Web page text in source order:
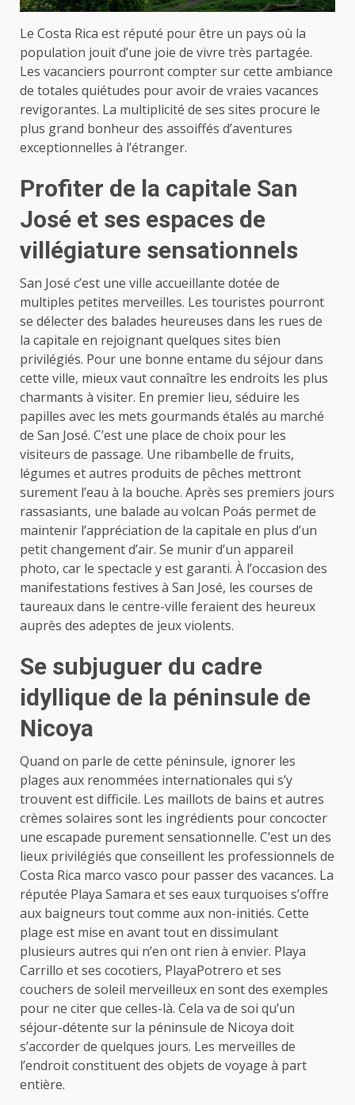
Le Costa Rica est réputé pour être un pays où la
population jouit d’une joie de vivre très partagée.
Les vacanciers pourront compter sur cette ambiance
de totales quiétudes pour avoir de vraies vacances
revigorantes. La multiplicité de ses sites procure le
plus grand bonheur des assoiffés d’aventures
exceptionnelles à l’étranger.
Profiter de la capitale San
José et ses espaces de
villégiature sensationnels
San José c’est une ville accueillante dotée de
multiples petites merveilles. Les touristes pourront
se délecter des balades heureuses dans les rues de
la capitale en rejoignant quelques sites bien
privilégiés. Pour une bonne entame du séjour dans
cette ville, mieux vaut connaître les endroits les plus
charmants à visiter. En premier lieu, séduire les
papilles avec les mets gourmands étalés au marché
de San José. C’est une place de choix pour les
visiteurs de passage. Une ribambelle de fruits,
légumes et autres produits de pêches mettront
surement l’eau à la bouche. Après ses premiers jours
rassasiants, une balade au volcan Poás permet de
maintenir l’appréciation de la capitale en plus d’un
petit changement d’air. Se munir d’un appareil
photo, car le spectacle y est garanti. À l’occasion des
manifestations festives à San José, les courses de
taureaux dans le centre-ville feraient des heureux
auprès des adeptes de jeux violents.
Se subjuguer du cadre
idyllique de la péninsule de
Nicoya
Quand on parle de cette péninsule, ignorer les
plages aux renommées internationales qui s’y
trouvent est difficile. Les maillots de bains et autres
crèmes solaires sont les ingrédients pour concocter
une escapade purement sensationnelle. C’est un des
lieux privilégiés que conseillent les professionnels de
Costa Rica marco vasco pour passer des vacances. La
réputée Playa Samara et ses eaux turquoises s’offre
aux baigneurs tout comme aux non-initiés. Cette
plage est mise en avant tout en dissimulant
plusieurs autres qui n’en ont rien à envier. Playa
Carrillo et ses cocotiers, PlayaPotrero et ses
couchers de soleil merveilleux en sont des exemples
pour ne citer que celles-là. Cela va de soi qu’un
séjour-détente sur la péninsule de Nicoya doit
s’accorder de quelques jours. Les merveilles de
l’endroit constituent des objets de voyage à part
entière.